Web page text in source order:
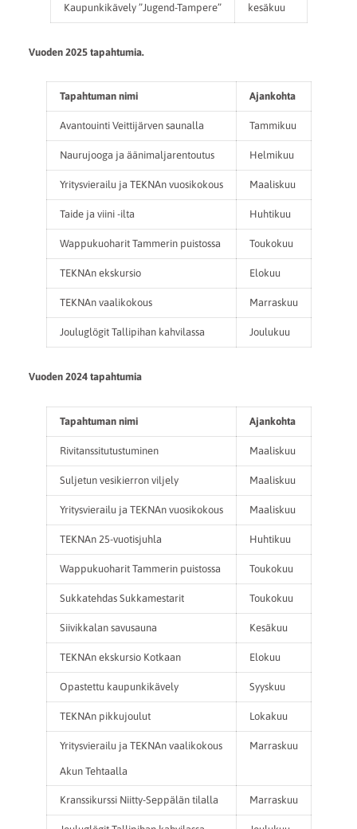
Kaupunkikävely ”Jugend-Tampere” kesäkuu
Vuoden 2025 tapahtumia.
Tapahtuman nimi Ajankohta
Avantouinti Veittijärven saunalla Tammikuu
Naurujooga ja äänimaljarentoutus Helmikuu
Yritysvierailu ja TEKNAn vuosikokous Maaliskuu
Taide ja viini -ilta Huhtikuu
Wappukuoharit Tammerin puistossa Toukokuu
TEKNAn ekskursio Elokuu
TEKNAn vaalikokous Marraskuu
Jouluglögit Tallipihan kahvilassa Joulukuu
Vuoden 2024 tapahtumia
Tapahtuman nimi Ajankohta
Rivitanssitutustuminen Maaliskuu
Suljetun vesikierron viljely Maaliskuu
Yritysvierailu ja TEKNAn vuosikokous Maaliskuu
TEKNAn 25-vuotisjuhla Huhtikuu
Wappukuoharit Tammerin puistossa Toukokuu
Sukkatehdas Sukkamestarit Toukokuu
Siivikkalan savusauna Kesäkuu
TEKNAn ekskursio Kotkaan Elokuu
Opastettu kaupunkikävely Syyskuu
TEKNAn pikkujoulut Lokakuu
Yritysvierailu ja TEKNAn vaalikokous
Akun Tehtaalla
Marraskuu
Kranssikurssi Niitty-Seppälän tilalla Marraskuu